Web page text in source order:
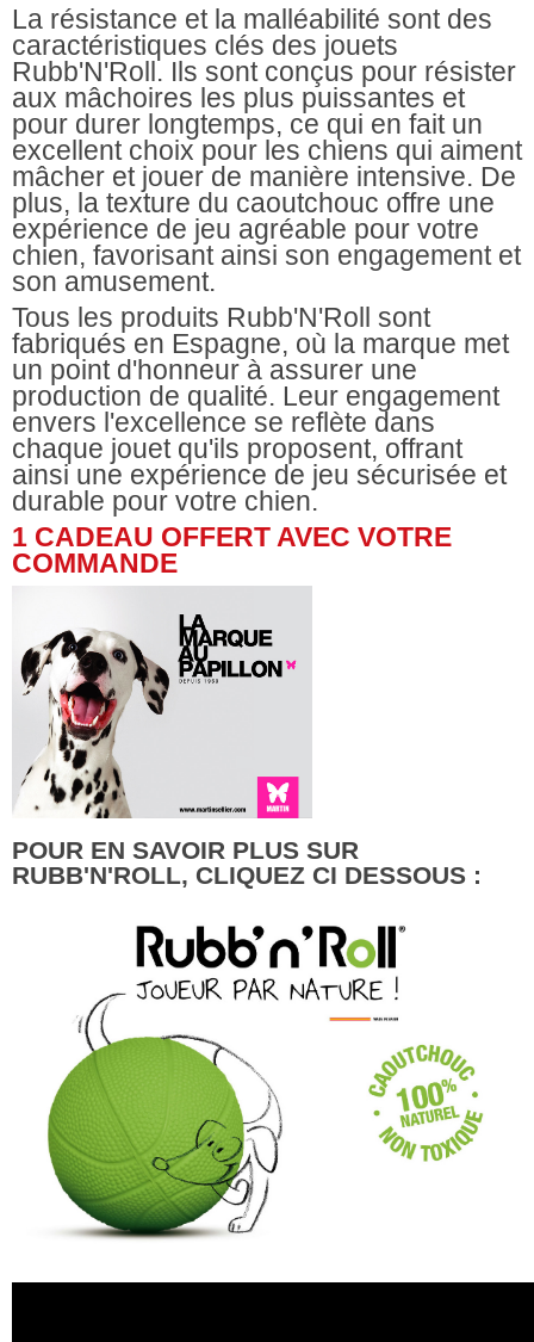
La résistance et la malléabilité sont des
caractéristiques clés des jouets
Rubb'N'Roll. Ils sont conçus pour résister
aux mâchoires les plus puissantes et
pour durer longtemps, ce qui en fait un
excellent choix pour les chiens qui aiment
mâcher et jouer de manière intensive. De
plus, la texture du caoutchouc offre une
expérience de jeu agréable pour votre
chien, favorisant ainsi son engagement et
son amusement.
Tous les produits Rubb'N'Roll sont
fabriqués en Espagne, où la marque met
un point d'honneur à assurer une
production de qualité. Leur engagement
envers l'excellence se reflète dans
chaque jouet qu'ils proposent, offrant
ainsi une expérience de jeu sécurisée et
durable pour votre chien.
1 CADEAU OFFERT AVEC VOTRE
COMMANDE
POUR EN SAVOIR PLUS SUR
RUBB'N'ROLL, CLIQUEZ CI DESSOUS :